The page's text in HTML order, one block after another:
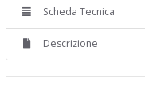
Scheda Tecnica
Descrizione